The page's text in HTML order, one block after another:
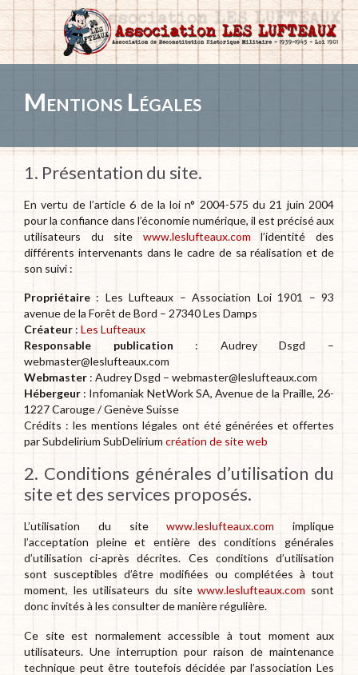
Mentions Légales
1. Présentation du site.
En vertu de l’article 6 de la loi n° 2004-575 du 21 juin 2004
pour la confiance dans l’économie numérique, il est précisé aux
utilisateurs du site www.leslufteaux.com l’identité des
différents intervenants dans le cadre de sa réalisation et de
son suivi :
Propriétaire : Les Lufteaux – Association Loi 1901 – 93
avenue de la Forêt de Bord – 27340 Les Damps
Créateur : Les Lufteaux
Responsable publication : Audrey Dsgd –
webmaster@leslufteaux.com
Webmaster : Audrey Dsgd – webmaster@leslufteaux.com
Hébergeur : Infomaniak NetWork SA, Avenue de la Praille, 26-
1227 Carouge / Genève Suisse
Crédits : les mentions légales ont été générées et offertes
par Subdelirium SubDelirium création de site web
2. Conditions générales d’utilisation du
site et des services proposés.
L’utilisation du sitewww.leslufteaux.com implique
l’acceptation pleine et entière des conditions générales
d’utilisation ci-après décrites. Ces conditions d’utilisation
sont susceptibles d’être modifiées ou complétées à tout
moment, les utilisateurs du sitewww.leslufteaux.com sont
donc invités à les consulter de manière régulière.
Ce site est normalement accessible à tout moment aux
utilisateurs. Une interruption pour raison de maintenance
technique peut être toutefois décidée par l’association Les